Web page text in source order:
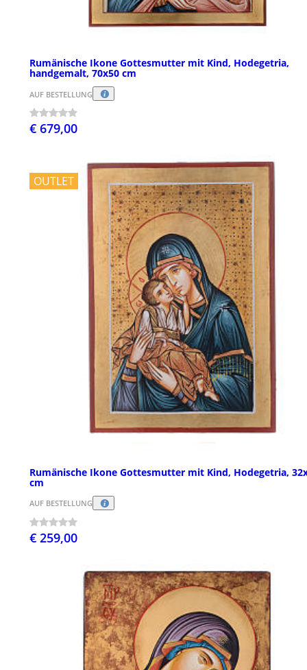
Rumänische Ikone Gottesmutter mit Kind, Hodegetria,
handgemalt, 70x50 cm
AUF BESTELLUNG
€ 679,00
OUTLET
Rumänische Ikone Gottesmutter mit Kind, Hodegetria,
cm
AUF BESTELLUNG
€ 259,00